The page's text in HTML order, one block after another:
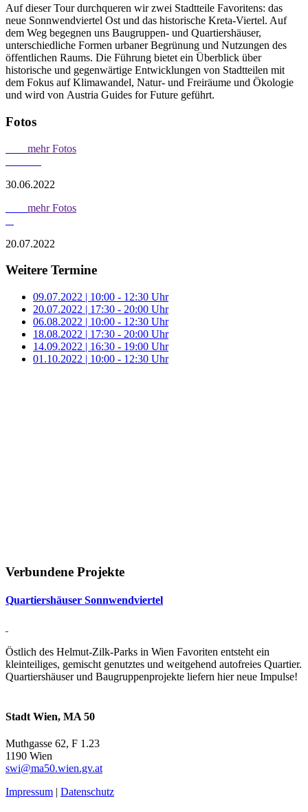
Auf dieser Tour durchqueren wir zwei Stadtteile Favoritens: das
neue Sonnwendviertel Ost und das historische Kreta-Viertel. Auf
dem Weg begegnen uns Baugruppen- und Quartiershäuser,
unterschiedliche Formen urbaner Begrünung und Nutzungen des
öffentlichen Raums. Die Führung bietet ein Überblick über
historische und gegenwärtige Entwicklungen von Stadtteilen mit
dem Fokus auf Klimawandel, Natur- und Freiräume und Ökologie
und wird von Austria Guides for Future geführt.
Fotos
mehr Fotos
30.06.2022
mehr Fotos
20.07.2022
Weitere Termine
09.07.2022 | 10:00 - 12:30 Uhr
20.07.2022 | 17:30 - 20:00 Uhr
06.08.2022 | 10:00 - 12:30 Uhr
18.08.2022 | 17:30 - 20:00 Uhr
14.09.2022 | 16:30 - 19:00 Uhr
01.10.2022 | 10:00 - 12:30 Uhr
Verbundene Projekte
Quar­tiers­häuser Sonn­wend­viertel
Östlich des Helmut-Zilk-Parks in Wien Favoriten entsteht ein
kleinteiliges, gemischt genutztes und weitgehend autofreies Quartier.
Quartiershäuser und Baugruppenprojekte liefern hier neue Impulse!
Stadt Wien, MA 50
Muthgasse 62, F 1.23
1190 Wien
swi@ma50.wien.gv.at
Impressum | Datenschutz